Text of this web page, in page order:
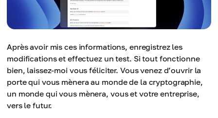
Après avoir mis ces informations, enregistrez les
modifications et effectuez un test. Si tout fonctionne
bien, laissez-moi vous féliciter. Vous venez d’ouvrir la
porte qui vous mènera au monde de la cryptographie,
un monde qui vous mènera, vous et votre entreprise,
vers le futur.